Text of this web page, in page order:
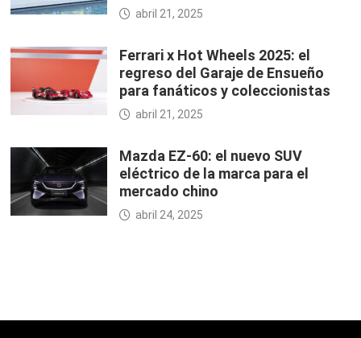
abril 21, 2025
Ferrari x Hot Wheels 2025: el
regreso del Garaje de Ensueño
para fanáticos y coleccionistas
abril 21, 2025
Mazda EZ-60: el nuevo SUV
eléctrico de la marca para el
mercado chino
abril 24, 2025